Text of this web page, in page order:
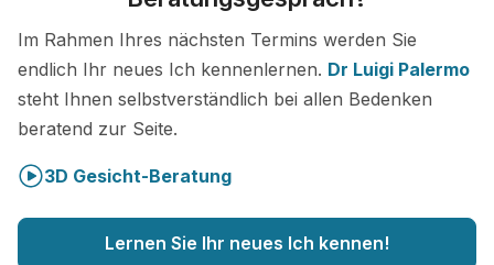
Im Rahmen Ihres nächsten Termins werden Sie
endlich Ihr neues Ich kennenlernen. Dr Luigi Palermo
steht Ihnen selbstverständlich bei allen Bedenken
beratend zur Seite.
3D Gesicht-Beratung
Lernen Sie Ihr neues Ich kennen!